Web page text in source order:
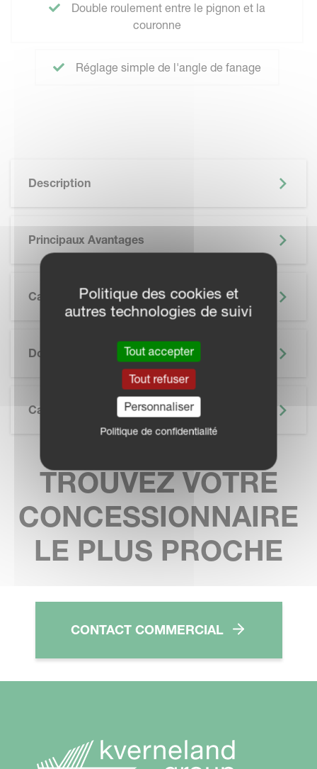
Double roulement entre le pignon et la
couronne
Réglage simple de l'angle de fanage
Description
Principaux Avantages
Caractéristiques
Documentation
Caractéristiques Techniques
TROUVEZ VOTRE
CONCESSIONNAIRE
LE PLUS PROCHE
CONTACT COMMERCIAL
Politique des cookies et
autres technologies de suivi
Tout accepter
Tout refuser
Personnaliser
Politique de confidentialité